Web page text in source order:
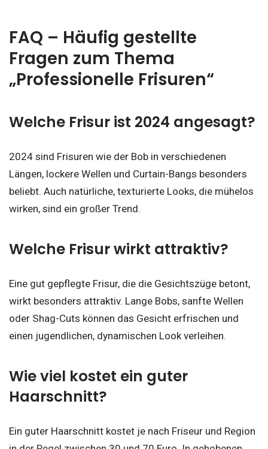
FAQ – Häufig gestellte
Fragen zum Thema
„Professionelle Frisuren“
Welche Frisur ist 2024 angesagt?
2024 sind Frisuren wie der Bob in verschiedenen
Längen, lockere Wellen und Curtain-Bangs besonders
beliebt. Auch natürliche, texturierte Looks, die mühelos
wirken, sind ein großer Trend.
Welche Frisur wirkt attraktiv?
Eine gut gepflegte Frisur, die die Gesichtszüge betont,
wirkt besonders attraktiv. Lange Bobs, sanfte Wellen
oder Shag-Cuts können das Gesicht erfrischen und
einen jugendlichen, dynamischen Look verleihen.
Wie viel kostet ein guter
Haarschnitt?
Ein guter Haarschnitt kostet je nach Friseur und Region